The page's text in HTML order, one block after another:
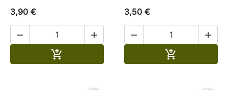
3,90 €
 

3,50 €
 
